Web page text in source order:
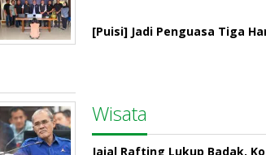
[Puisi] Jadi Penguasa Tiga
Wisata
Jajal Rafting Lukup Badak,